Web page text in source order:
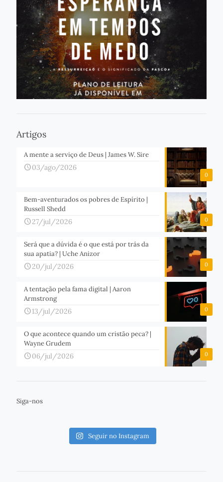
Artigos
0
A mente a serviço de Deus | James W. Sire
03/ago/2026
0
Bem-aventurados os pobres de Espírito |
Russell Shedd
27/jul/2026
0
Será que a dúvida é o que está por trás da
sua apatia? | Uche Anizor
20/jul/2026
0
A tentação pela fama digital | Aaron
Armstrong
13/jul/2026
0
O que acontece quando um cristão peca? |
Wayne Grudem
06/jul/2026
Siga-nos
Seguir no Instagram